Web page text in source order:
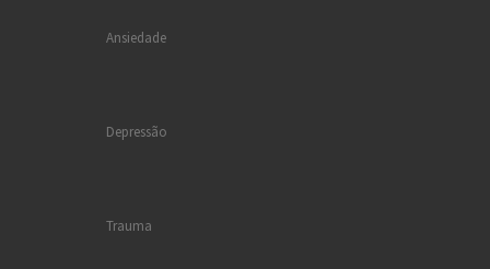
Ansiedade
Depressão
Trauma